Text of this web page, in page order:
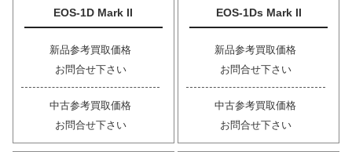
EOS-1D Mark II
新品参考買取価格
お問合せ下さい
中古参考買取価格
お問合せ下さい
EOS-1Ds Mark II
新品参考買取価格
お問合せ下さい
中古参考買取価格
お問合せ下さい